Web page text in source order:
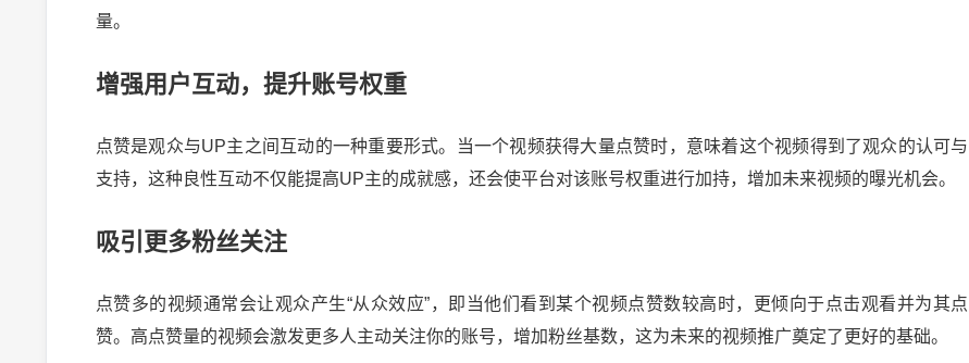
量。
增强用户互动，提升账号权重
点赞是观众与UP主之间互动的一种重要形式。当一个视频获得大量点赞时，意味着这个视频得到了观众的认可与
支持，这种良性互动不仅能提高UP主的成就感，还会使平台对该账号权重进行加持，增加未来视频的曝光机会。
吸引更多粉丝关注
点赞多的视频通常会让观众产生“从众效应”，即当他们看到某个视频点赞数较高时，更倾向于点击观看并为其点
赞。高点赞量的视频会激发更多人主动关注你的账号，增加粉丝基数，这为未来的视频推广奠定了更好的基础。